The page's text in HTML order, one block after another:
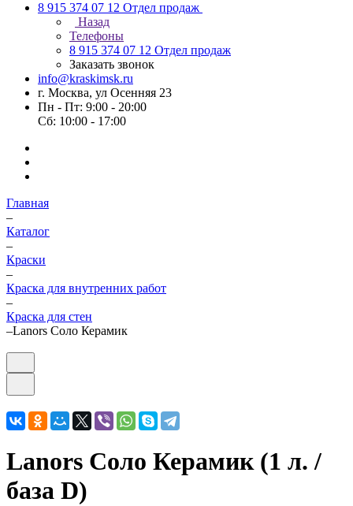
8 915 374 07 12 Отдел продаж
Назад
Телефоны
8 915 374 07 12 Отдел продаж
Заказать звонок
info@kraskimsk.ru
г. Москва, ул Осенняя 23
Пн - Пт: 9:00 - 20:00
Сб: 10:00 - 17:00
Главная
–
Каталог
–
Краски
–
Краска для внутренних работ
–
Краска для стен
–Lanors Соло Керамик
Lanors Соло Керамик (1 л. /
база D)